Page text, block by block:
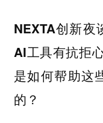
NEXTA创新夜
AI工具有抗拒
是如何帮助这
的？